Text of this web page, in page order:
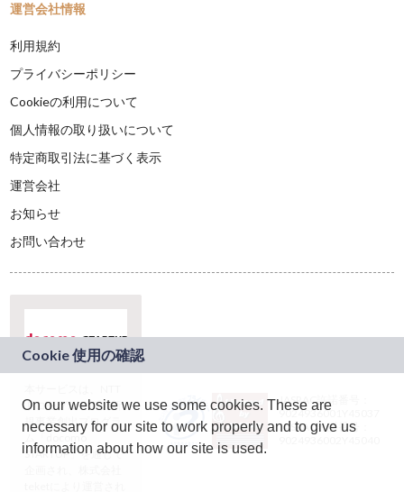
運営会社情報
利用規約
プライバシーポリシー
Cookieの利用について
個人情報の取り扱いについて
特定商取引法に基づく表示
運営会社
お知らせ
お問い合わせ
ドコモグループの新
規事業創出プログラ
ム「docomo
STARTUP」を通じて
JASRAC許諾番号：
9024936001Y45037
JASRAC許諾番号：
On our website we use some cookies. These are
necessary for our site to work properly and to give us
information about how our site is used.